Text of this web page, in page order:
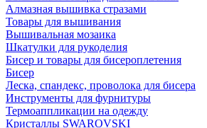
Алмазная вышивка стразами
Товары для вышивания
Вышивальная мозаика
Шкатулки для рукоделия
Бисер и товары для бисероплетения
Бисер
Леска, спандекс, проволока для бисера
Инструменты для фурнитуры
Термоаппликации на одежду
Кристаллы SWAROVSKI